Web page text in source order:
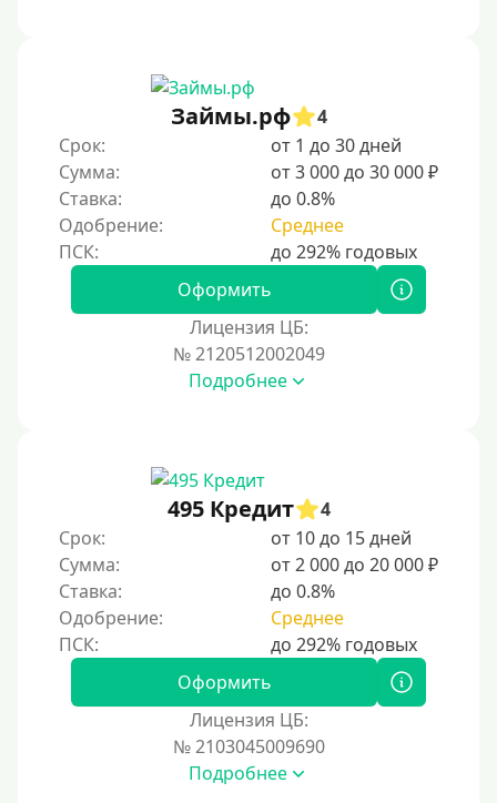
Онлайн круглосуточно
На карту круглосуточно
24/7
Деньги в долг
В долг на карту
Срок
10 дней
2 недели
15 дней
20 дней
30 дней без процентов
Займы.рф
4
Срок:
от 1 до 30 дней
Сумма:
от 3 000 до 30 000 ₽
Ставка:
до 0.8%
Одобрение:
Среднее
Оформить
Лицензия ЦБ:
№ 2120512002049
Подробнее
495 Кредит
4
Срок:
от 10 до 15 дней
Сумма:
от 2 000 до 20 000 ₽
Ставка:
до 0.8%
Одобрение:
Среднее
Оформить
Лицензия ЦБ:
№ 2103045009690
Подробнее